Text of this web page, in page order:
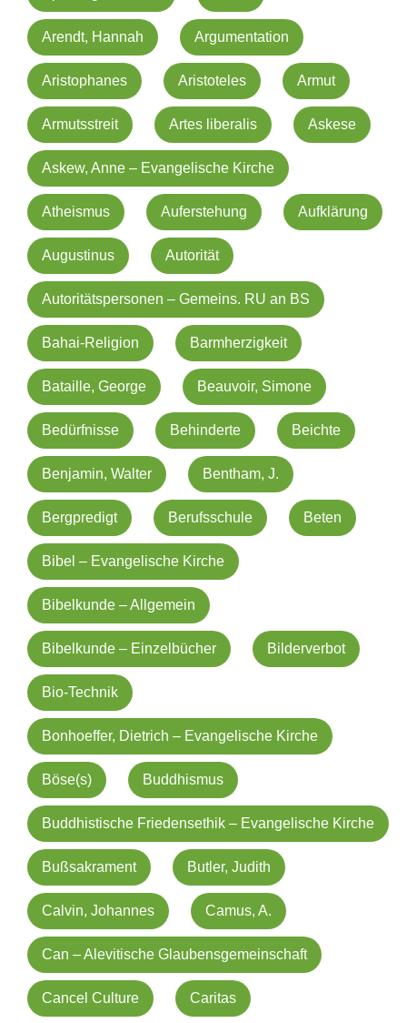
Arendt, Hannah Argumentation
Aristophanes Aristoteles Armut
Armutsstreit Artes liberalis Askese
Askew, Anne – Evangelische Kirche
Atheismus Auferstehung Aufklärung
Augustinus Autorität
Autoritätspersonen – Gemeins. RU an BS
Bahai-Religion Barmherzigkeit
Bataille, George Beauvoir, Simone
Bedürfnisse Behinderte Beichte
Benjamin, Walter Bentham, J.
Bergpredigt Berufsschule Beten
Bibel – Evangelische Kirche
Bibelkunde – Allgemein
Bibelkunde – Einzelbücher Bilderverbot
Bio-Technik
Bonhoeffer, Dietrich – Evangelische Kirche
Böse(s) Buddhismus
Buddhistische Friedensethik – Evangelische Kirche
Bußsakrament Butler, Judith
Calvin, Johannes Camus, A.
Can – Alevitische Glaubensgemeinschaft
Cancel Culture Caritas